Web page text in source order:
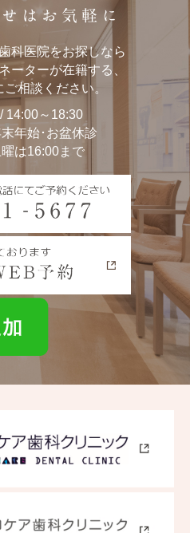
はお気軽に
科医院をお探しなら
ーターが在籍する、
相談ください。
14:00～18:30
年始･お盆休診
は16:00まで